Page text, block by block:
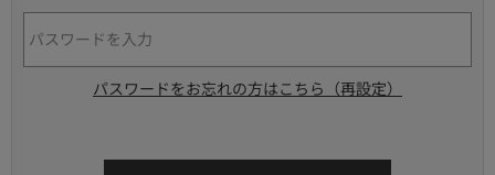
パスワードをお忘れの方はこちら（再設定）